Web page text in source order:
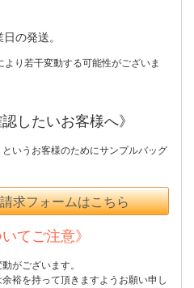
の発送。
り若干変動する可能性がございま
したいお客様へ》
というお客様のためにサンプルバッグ
求フォームはこちら
てご注意》
がございます。
裕を持って頂きますようお願い申し